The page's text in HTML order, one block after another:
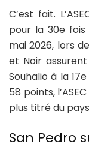
C’est fait.
pour la 30e fois
mai 2026, lors
et Noir
Souhalio à la
58 points,
plus titré du
San Pedro